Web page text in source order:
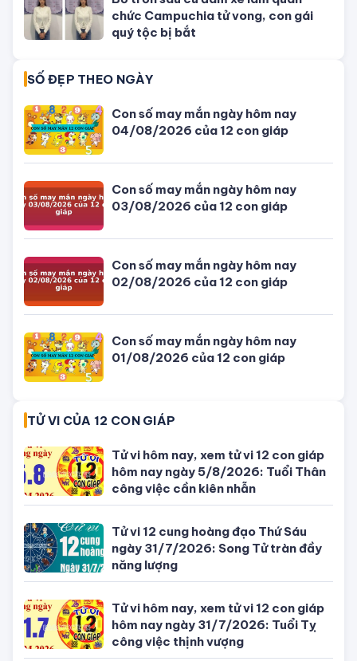
TIN MỚI NHẤT
Con số may mắn ngày hôm nay
Giờ đẹp, giờ tốt xấu ngày hôm nay
04/08/2026 - Lịch âm dương hôm
Tử vi hôm nay, xem tử vi 12 con giáp
hôm nay ngày 5/8/2026: Tuổi Thân
Đang ngồi nhậu thì thanh niên (áo
xanh) cầm ✂️ tiễn bạn nhậu đi gặp
Bỏ trốn sau cú đâm xe làm quan
chức Campuchia tử vong, con gái
SỐ ĐẸP THEO NGÀY
Con số may mắn ngày hôm nay
04/08/2026 của 12 con giáp
Con số may mắn ngày hôm nay
03/08/2026 của 12 con giáp
Con số may mắn ngày hôm nay
02/08/2026 của 12 con giáp